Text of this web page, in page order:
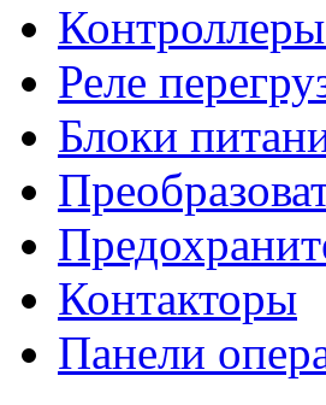
Реле
Блоки
Контакторы
Панели